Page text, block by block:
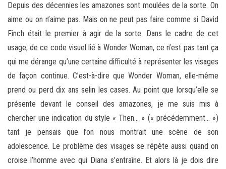
Depuis des décennies les amazones sont moulées de la sorte. On
aime ou on n’aime pas. Mais on ne peut pas faire comme si David
Finch était le premier à agir de la sorte. Dans le cadre de cet
usage, de ce code visuel lié à Wonder Woman, ce n’est pas tant ça
qui me dérange qu’une certaine difficulté à représenter les visages
de façon continue. C’est-à-dire que Wonder Woman, elle-même
prend ou perd dix ans selin les cases. Au point que lorsqu’elle se
présente devant le conseil des amazones, je me suis mis à
chercher une indication du style « Then… » (« précédemment… »)
tant je pensais que l’on nous montrait une scène de son
adolescence. Le problème des visages se répète aussi quand on
croise l’homme avec qui Diana s’entraîne. Et alors là je dois dire